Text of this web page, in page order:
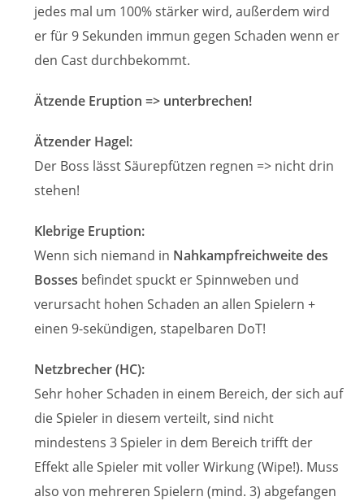
jedes mal um 100% stärker wird, außerdem wird
er für 9 Sekunden immun gegen Schaden wenn er
den Cast durchbekommt.
Ätzende Eruption => unterbrechen!
Ätzender Hagel:
Der Boss lässt Säurepfützen regnen => nicht drin
stehen!
Klebrige Eruption:
Wenn sich niemand in Nahkampfreichweite des
Bosses befindet spuckt er Spinnweben und
verursacht hohen Schaden an allen Spielern +
einen 9-sekündigen, stapelbaren DoT!
Netzbrecher (HC):
Sehr hoher Schaden in einem Bereich, der sich auf
die Spieler in diesem verteilt, sind nicht
mindestens 3 Spieler in dem Bereich trifft der
Effekt alle Spieler mit voller Wirkung (Wipe!). Muss
also von mehreren Spielern (mind. 3) abgefangen